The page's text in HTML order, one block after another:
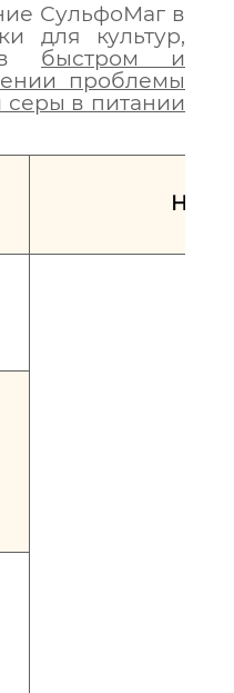
СульфоМаг в
для культур,
в быстром и
проблемы
в питании